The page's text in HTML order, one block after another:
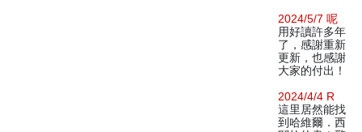
2024/5/7 呢
用好讀許多年
了，感謝重新
更新，也感謝
大家的付出！
2024/4/4 R
這里居然能找
到哈維爾．西